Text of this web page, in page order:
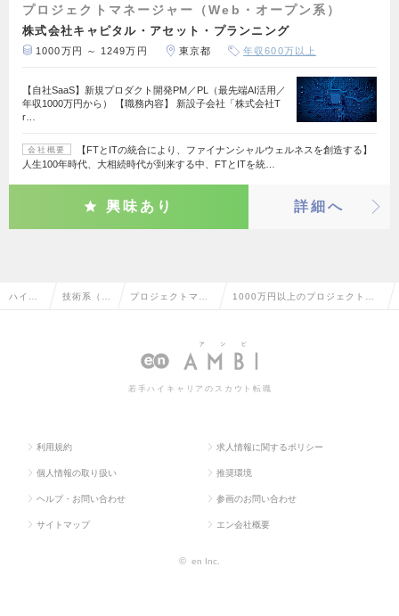
プロジェクトマネージャー（Web・オープン系）
株式会社キャピタル・アセット・プランニング
1000万円 ～ 1249万円 東京都 年収600万以上
【自社SaaS】新規プロダクト開発PM／PL（最先端AI活用／
年収1000万円から） 【職務内容】 新設子会社「株式会社T
r…
会社概要
【FTとITの統合により、ファイナンシャルウェルネスを創造する】
人生100年時代、大相続時代が到来する中、FTとITを統…
興味あり 詳細へ
ハイク 技術系（I プロジェクトマネ
オープン系）
1000万円以上のプロジェクトマ
の転職・求人情報一覧
若手ハイキャリアのスカウト転職
利用規約 求人情報に関するポリシー
個人情報の取り扱い 推奨環境
ヘルプ・お問い合わせ 参画のお問い合わせ
サイトマップ エン会社概要
© en Inc.